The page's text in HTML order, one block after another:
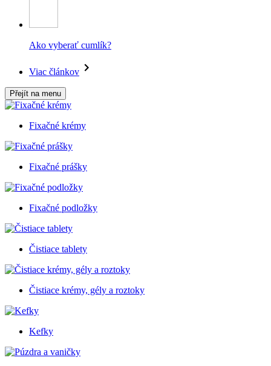
Ako vyberať cumlík?
Viac článkov
Přejít na menu
Fixačné krémy
Fixačné prášky
Fixačné podložky
Čistiace tablety
Čistiace krémy, gély a roztoky
Kefky